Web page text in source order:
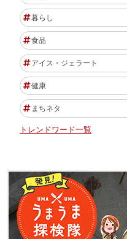
暮らし
食品
アイス・ジェラート
健康
まちネタ
トレンドワード一覧